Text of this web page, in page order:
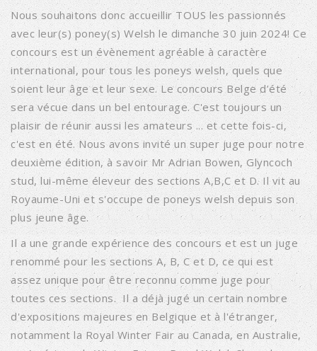
Nous souhaitons donc accueillir TOUS les passionnés
avec leur(s) poney(s) Welsh le dimanche 30 juin 2024! Ce
concours est un évènement agréable à caractère
international, pour tous les poneys welsh, quels que
soient leur âge et leur sexe. Le concours Belge d’été
sera vécue dans un bel entourage. C'est toujours un
plaisir de réunir aussi les amateurs ... et cette fois-ci,
c'est en été. Nous avons invité un super juge pour notre
deuxième édition, à savoir Mr Adrian Bowen, Glyncoch
stud, lui-même éleveur des sections A,B,C et D. Il vit au
Royaume-Uni et s'occupe de poneys welsh depuis son
plus jeune âge.
Il a une grande expérience des concours et est un juge
renommé pour les sections A, B, C et D, ce qui est
assez unique pour être reconnu comme juge pour
toutes ces sections. Il a déjà jugé un certain nombre
d'expositions majeures en Belgique et à l'étranger,
notamment la Royal Winter Fair au Canada, en Australie,